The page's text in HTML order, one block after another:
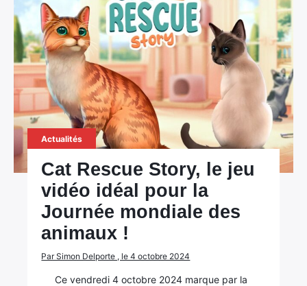
Actualités
Cat Rescue Story, le jeu
vidéo idéal pour la
Journée mondiale des
animaux !
Par Simon Delporte , le 4 octobre 2024
Ce vendredi 4 octobre 2024 marque par la